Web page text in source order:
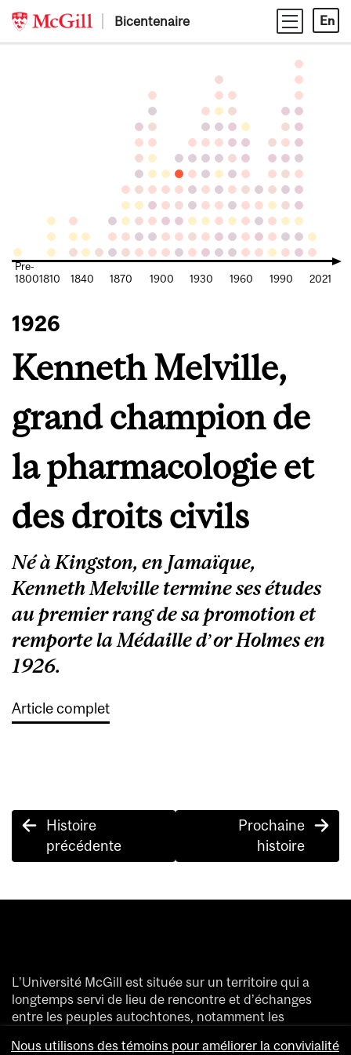
Skip
content
Bicentenaire En
Pre-
18001810 1840 1870 1900 1930 1960 1990 2021
1926
Kenneth Melville,
grand champion de
la pharmacologie et
des droits civils
Né à Kingston, en Jamaïque,
Kenneth Melville termine ses études
au premier rang de sa promotion et
remporte la Médaille d’or Holmes en
1926.
Article complet
Post
navigation
Histoire
précédente
Prochaine
histoire
L’Université McGill est située sur un territoire qui a
longtemps servi de lieu de rencontre et d’échanges
entre les peuples autochtones, notamment les
Nous utilisons des témoins pour améliorer la convivialité